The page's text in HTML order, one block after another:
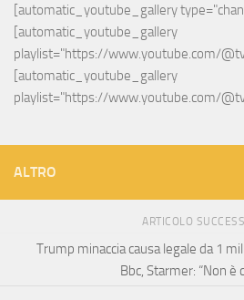
[automatic_youtube_gallery
[automatic_youtube_gallery
playlist="https://www.youtube.com/
[automatic_youtube_gallery
playlist="https://www.youtube.com/
ALTRO
ARTICOLO
Trump minaccia causa legale da 1
Bbc, Starmer: “Non è